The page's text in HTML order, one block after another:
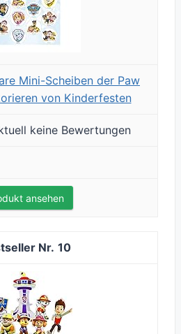
Mini-Scheiben der Paw
von Kinderfesten
keine Bewertungen
ansehen
10